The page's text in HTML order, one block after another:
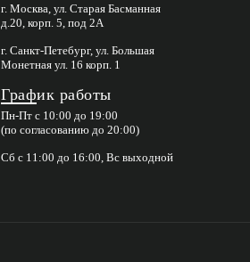
г. Москва, ул. Старая Басманная
д.20, корп. 5, под 2А
г. Санкт-Петебург, ул. Большая
Монетная ул. 16 корп. 1
График работы
Пн-Пт с 10:00 до 19:00
(по согласованию до 20:00)
Сб с 11:00 до 16:00, Вс выходной